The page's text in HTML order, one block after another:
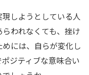
しようとしている人
われなくても、挫け
には、自らが変化し
ジティブな意味合い